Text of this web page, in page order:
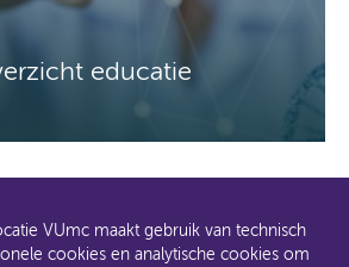
educatie
VUmc maakt gebruik van technisch
cookies en analytische cookies om